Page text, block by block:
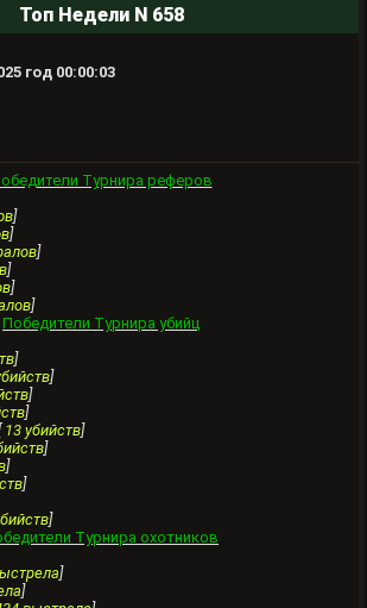
Топ Недели N 658
год 00:00:03
Турнира реферов
]
]
]
]
]
]
Победители Турнира убийц
]
]
]
]
13 убийств]
]
]
]
]
Турнира охотников
]
]